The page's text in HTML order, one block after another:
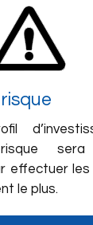
effectuer
le plus.